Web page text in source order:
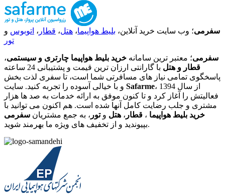
سفرمی؛ وب سایت خرید آنلاین، بلیط هواپیما، هتل، قطار ، اتوبوس و
تور
سفرمی؛ معتبر ترین سامانه خرید بلیط هواپیما چارتری و سیستمی،
قطار و هتل
با گارانتی ارزان ترین قیمت و پشتیبانی 24 ساعته
پاسخگوی تمامی نیاز های مسافرتی شما است، تا سفری لذت بخش
Safarme، از سال 1394
فعالیتش را آغاز کرد و تا کنون موفق به ارائه خدمات به صد ها هزار
مشتری و جلب رضایت کامل آنها شده است. هم اکنون می توانید با
خرید بلیط هواپیما ، قطار ، هتل وتور ، به جمع مشتریان سفرمی
بپیوندید و از تخفیف های ویژه ما بهرمند شوید.